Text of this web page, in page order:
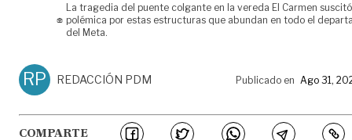
La tragedia del puente colgante en la vereda El Carmen
polémica por estas estructuras que abundan en todo el
del Meta.
RP REDACCIÓN PDM Publicado en Ago 31,
COMPARTE